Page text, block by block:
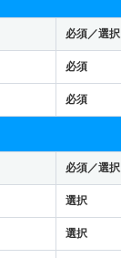
必須／選択
必須
必須
必須／選択
選択
選択